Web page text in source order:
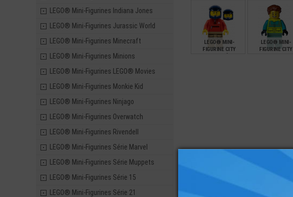
LEGO® Mini-Figurines Indiana Jones
LEGO® Mini-Figurines Jurassic World
LEGO® Mini-Figurines Minecraft
LEGO® Mini-Figurines Minions
LEGO® Mini-Figurines LEGO® Movies
LEGO® Mini-Figurines Monkie Kid
LEGO® Mini-Figurines Ninjago
LEGO® Mini-Figurines Overwatch
LEGO® Mini-Figurines Rivendell
LEGO® Mini-Figurines Série Marvel
LEGO® Mini-Figurines Série Muppets
LEGO® Mini-Figurines Série 15
LEGO® Mini-Figurines Série 21
LEGO® MINI-
FIGURINE CITY
LEGO® MINI-
FIGURINE CITY